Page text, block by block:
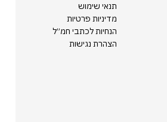
תנאי שימוש
מדיניות פרטיות
הנחיות לכתבי חמ״ל
הצהרת נגישות